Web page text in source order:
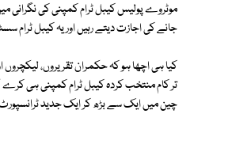
موٹروے پولیس کیبل ٹرام کمپنی کی نگرانی
جانے کی اجازت دیتے رہیں اور یہ کیبل ٹرام
کیا ہی اچھا ہو کہ حکمران تقریروں، لیکچروں
تر کام منتخب کردہ کیبل ٹرام کمپنی ہی
چین میں ایک سے بڑھ کر ایک جدید ٹرانسپورٹ